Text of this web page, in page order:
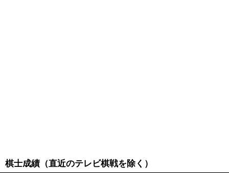
棋士成績（直近のテレビ棋戦を除く）